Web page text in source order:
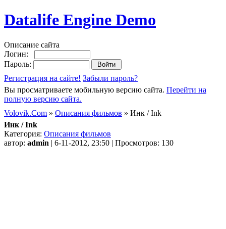
Datalife Engine Demo
Описание сайта
Логин:
Пароль:
Регистрация на сайте! Забыли пароль?
Вы просматриваете мобильную версию сайта. Перейти на
полную версию сайта.
Volovik.Com » Описания фильмов » Инк / Ink
Инк / Ink
Категория: Описания фильмов
автор: admin | 6-11-2012, 23:50 | Просмотров: 130